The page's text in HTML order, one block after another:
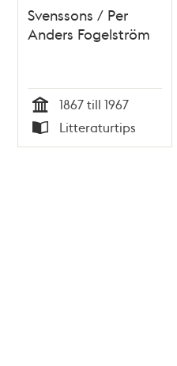
Svenssons / Per
Anders Fogelström
Tid
1867 till 1967
Typ
Litteraturtips